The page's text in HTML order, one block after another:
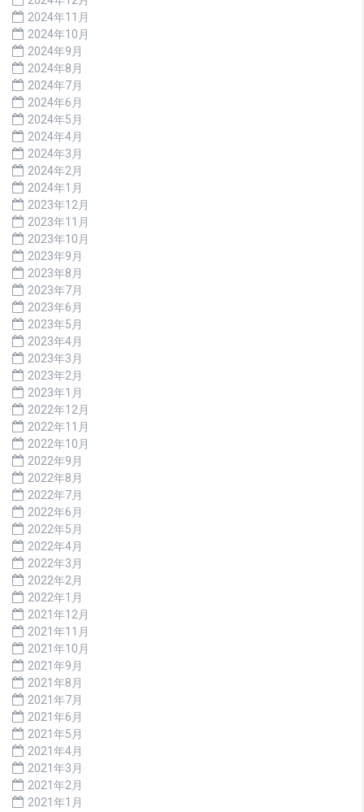
2024年11月
2024年10月
2024年9月
2024年8月
2024年7月
2024年6月
2024年5月
2024年4月
2024年3月
2024年2月
2024年1月
2023年12月
2023年11月
2023年10月
2023年9月
2023年8月
2023年7月
2023年6月
2023年5月
2023年4月
2023年3月
2023年2月
2023年1月
2022年12月
2022年11月
2022年10月
2022年9月
2022年8月
2022年7月
2022年6月
2022年5月
2022年4月
2022年3月
2022年2月
2022年1月
2021年12月
2021年11月
2021年10月
2021年9月
2021年8月
2021年7月
2021年6月
2021年5月
2021年4月
2021年3月
2021年2月
2021年1月